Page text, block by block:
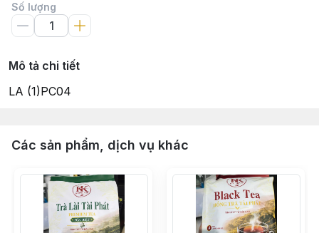
Số lượng
Mô tả chi tiết
LA (1)PC04
Các sản phẩm, dịch vụ khác